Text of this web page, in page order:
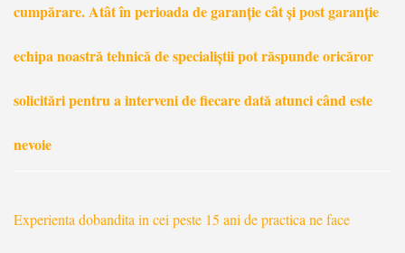
cumpărare. Atât în perioada de garanție cât și post garanție
echipa noastră tehnică de specialiștii pot răspunde oricăror
solicitări pentru a interveni de fiecare dată atunci când este
nevoie
Experienta dobandita in cei peste 15 ani de practica ne face